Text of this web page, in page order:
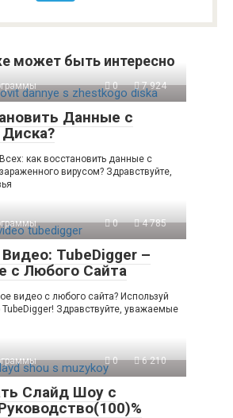
может быть интересно
0 7 924
Данные с
как восстановить данные с
вирусом? Здравствуйте,
0 4 785
Видео: TubeDigger –
с Любого Сайта
видео с любого сайта? Используй
TubeDigger! Здравствуйте, уважаемые
0 6 210
Слайд Шоу с